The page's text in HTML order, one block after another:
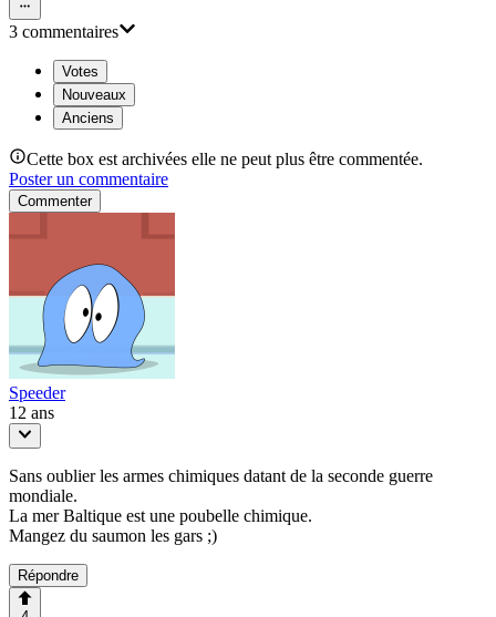
3 commentaires
Votes
Nouveaux
Anciens
Cette box est archivées elle ne peut plus être commentée.
Poster un commentaire
Commenter
Speeder
12 ans
Sans oublier les armes chimiques datant de la seconde guerre
mondiale.
La mer Baltique est une poubelle chimique.
Mangez du saumon les gars ;)
Répondre